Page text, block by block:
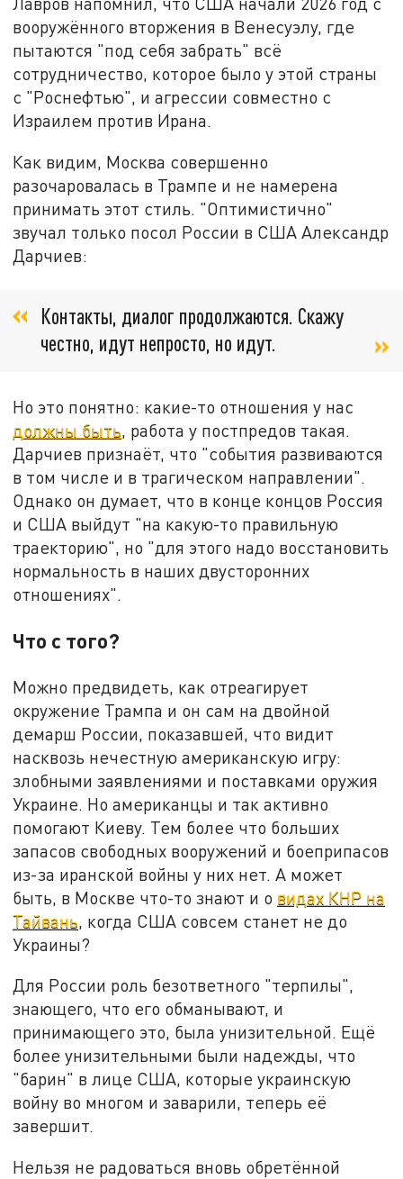
вооружённого вторжения в Венесуэлу, где
пытаются "под себя забрать" всё
сотрудничество, которое было у этой страны
с "Роснефтью", и агрессии совместно с
Израилем против Ирана.
Как видим, Москва совершенно
разочаровалась в Трампе и не намерена
принимать этот стиль. "Оптимистично"
звучал только посол России в США Александр
Дарчиев:
Контакты, диалог продолжаются. Скажу
честно, идут непросто, но идут.
Но это понятно: какие-то отношения у нас
должны быть, работа у постпредов такая.
Дарчиев признаёт, что "события развиваются
в том числе и в трагическом направлении".
Однако он думает, что в конце концов Россия
и США выйдут "на какую-то правильную
траекторию", но "для этого надо восстановить
нормальность в наших двусторонних
отношениях".
Что с того?
Можно предвидеть, как отреагирует
окружение Трампа и он сам на двойной
демарш России, показавшей, что видит
насквозь нечестную американскую игру:
злобными заявлениями и поставками оружия
Украине. Но американцы и так активно
помогают Киеву. Тем более что больших
запасов свободных вооружений и боеприпасов
из-за иранской войны у них нет. А может
быть, в Москве что-то знают и о видах КНР на
Тайвань, когда США совсем станет не до
Украины?
Для России роль безответного "терпилы",
знающего, что его обманывают, и
принимающего это, была унизительной. Ещё
более унизительными были надежды, что
"барин" в лице США, которые украинскую
войну во многом и заварили, теперь её
завершит.
Нельзя не радоваться вновь обретённой